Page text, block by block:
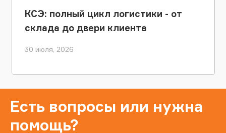
КСЭ: полный цикл логистики - от
склада до двери клиента
30 июля, 2026
Есть вопросы или нужна
помощь?